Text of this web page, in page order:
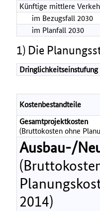
Künftige mittlere
im Bezugsfall 2030
im Planfall 2030
1) Die
Dringlichkeitseinstufung
Kostenbestandteile
Gesamtprojektkosten
(Bruttokosten ohne
Ausbau-/
2014)